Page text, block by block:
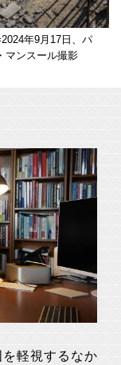
年9月17日、パ
マンスール撮影
軽視するなか